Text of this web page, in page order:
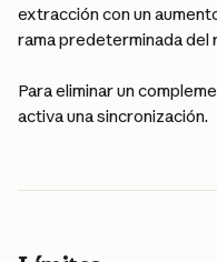
extracción con un
rama predeterminada del
Para eliminar un
activa una sincronización.